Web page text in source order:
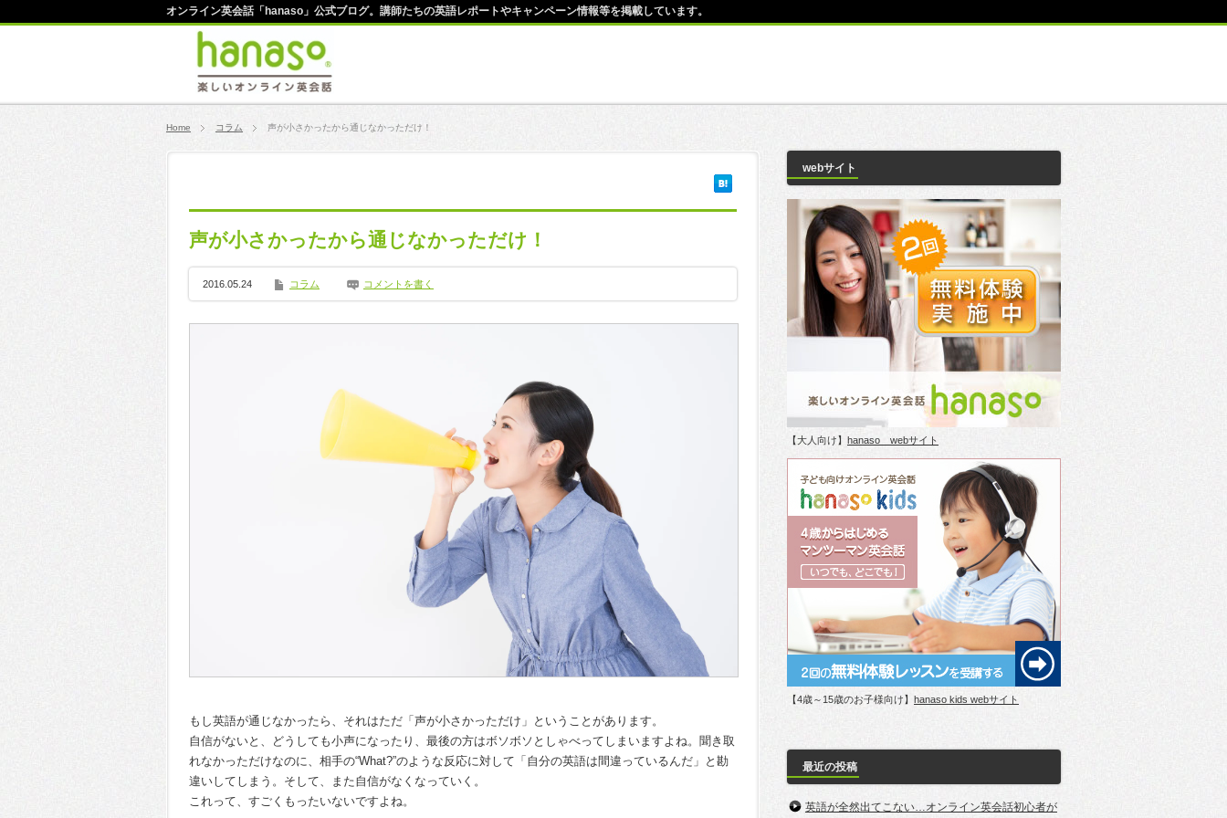
オンライン英会話「hanaso」公式ブログ。講師たちの英語レポートやキャンペーン情報等を掲載しています。
Home コラム 声が小さかったから通じなかっただけ！
声が小さかったから通じなかっただけ！
2016.05.24 コラム コメントを書く
もし英語が通じなかったら、それはただ「声が小さかっただけ」ということがあります。
自信がないと、どうしても小声になったり、最後の方はボソボソとしゃべってしまいますよね。聞き取
れなかっただけなのに、相手の“What?”のような反応に対して「自分の英語は間違っているんだ」と勘
違いしてしまう。そして、また自信がなくなっていく。
これって、すごくもったいないですよね。
webサイト
【大人向け】 hanaso webサイト
【4歳～15歳のお子様向け】 hanaso kids webサイト
最近の投稿
英語が全然出てこない…オンライン英会話初心者が